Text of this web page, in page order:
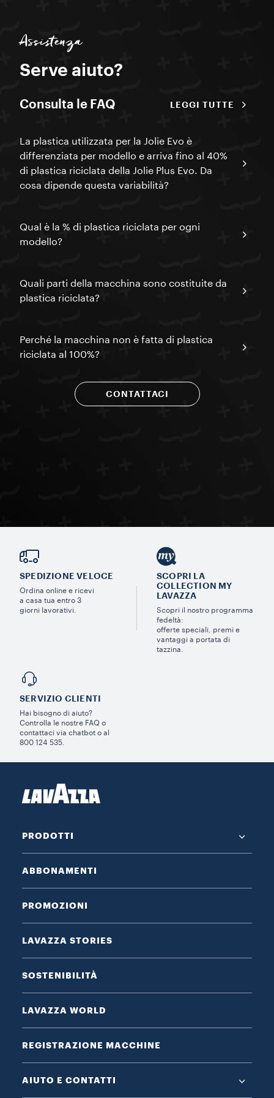
Assistenza
Serve aiuto?
Consulta le FAQ LEGGI TUTTE
La plastica utilizzata per la Jolie Evo è
differenziata per modello e arriva fino al 40%
di plastica riciclata della Jolie Plus Evo. Da
cosa dipende questa variabilità?
Qual è la % di plastica riciclata per ogni
modello?
Quali parti della macchina sono costituite da
plastica riciclata?
Perché la macchina non è fatta di plastica
riciclata al 100%?
CONTATTACI
SPEDIZIONE VELOCE
Ordina online e ricevi
a casa tua entro 3
giorni lavorativi.
SCOPRI LA
COLLECTION MY
LAVAZZA
Scopri il nostro programma
fedeltà:
offerte speciali, premi e
vantaggi a portata di
tazzina.
SERVIZIO CLIENTI​
Hai bisogno di aiuto?​
Controlla le nostre FAQ o
contattaci via chatbot o al
800 124 535.
PRODOTTI
ABBONAMENTI
PROMOZIONI
LAVAZZA STORIES
SOSTENIBILITÀ
LAVAZZA WORLD
REGISTRAZIONE MACCHINE
AIUTO E CONTATTI